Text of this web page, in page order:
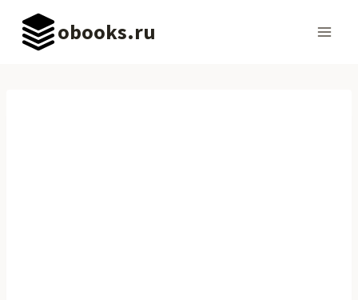
Перейти
содержимому
obooks.ru